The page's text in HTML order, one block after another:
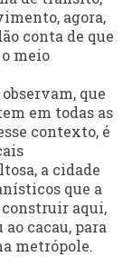
agora,
conta de que
meio
que
em todas as
contexto, é
a cidade
que a
aqui,
cacau, para
metrópole.